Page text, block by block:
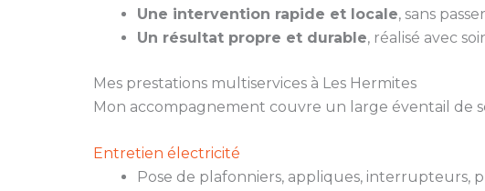
Une intervention rapide et locale, sans
Un résultat propre et durable, réalisé avec
Mes prestations multiservices à Les Hermites
Mon accompagnement couvre un large éventail de
Entretien électricité
Pose de plafonniers, appliques, interrupteurs,